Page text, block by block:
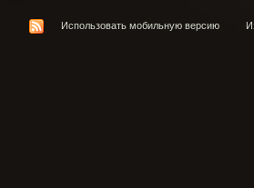
Использовать мобильную версию